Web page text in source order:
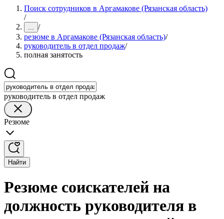
Поиск сотрудников в Аргамакове (Рязанская область)
/
... /
резюме в Аргамакове (Рязанская область)/
руководитель в отдел продаж/
полная занятость
руководитель в отдел продаж
Резюме
Найти
Резюме соискателей на
должность руководителя в